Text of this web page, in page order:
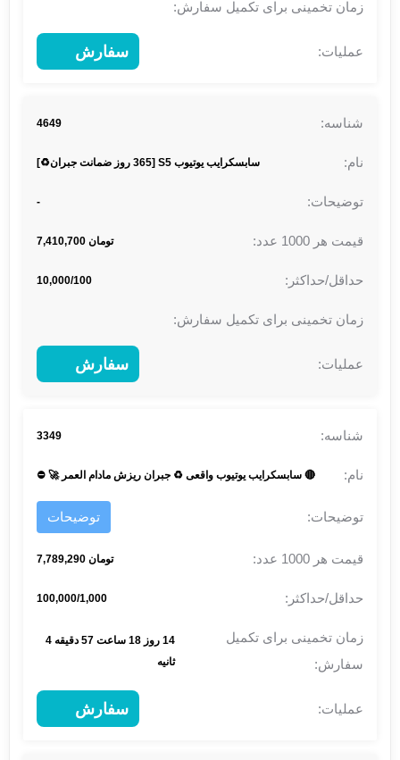
سفارش
4649
سابسکرایب یوتیوب S5 [365 روز ضمانت جبران♻️]
-
تومان 7,410,700
10,000/100
سفارش
3349
🔴 سابسکرایب یوتیوب واقعی ♻ جبران ریزش مادام العمر 🚀 ⛔
توضیحات
تومان 7,789,290
100,000/1,000
14 روز 18 ساعت 57 دقیقه 4
ثانیه
سفارش